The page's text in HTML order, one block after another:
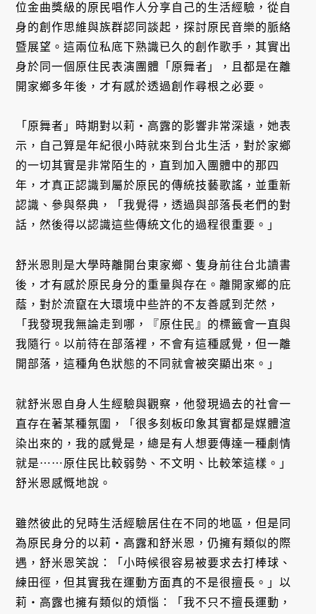
位金曲獎級的原民唱作人分享自己的生活經驗，從自
身的創作思維與族群認同談起，探討原民音樂的脈絡
暨展望。這兩位私底下熟識已久的創作歌手，其實出
身於同一個原住民表演團體「原舞者」，且都是在離
開家鄉多年後，才有感於透過創作尋根之必要。
「原舞者」時期對以莉・高露的影響非常深遠，她表
示，自己算是年紀很小時就來到台北生活，對於家鄉
的一切其實是非常陌生的，直到加入團體中的那四
年，才真正認識到屬於原民的傳統技藝歌謠，並重新
認識、參與祭典，「我覺得，透過與部落長老們的對
話，然後得以認識這些傳統文化的過程很重要。」
舒米恩則是大學時離開台東家鄉、隻身前往台北讀書
後，才有感於原民身分的重量與存在。離開家鄉的庇
蔭，對於流竄在大環境中些許的不友善感到茫然，
「我發現我無論走到哪，『原住民』的標籤會一直與
我隨行。以前待在部落裡，不會有這種感覺，但一離
開部落，這種角色狀態的不同就會被突顯出來。」
就舒米恩自身人生經驗與觀察，他發現過去的社會一
直存在著某種氛圍，「很多刻板印象其實都是媒體渲
染出來的，我的感覺是，總是有人想要傳達一種劇情
就是⋯⋯原住民比較弱勢、不文明、比較笨這樣。」
舒米恩感慨地說。
雖然彼此的兒時生活經驗居住在不同的地區，但是同
為原民身分的以莉・高露和舒米恩，仍擁有類似的際
遇，舒米恩笑說：「小時候很容易被要求去打棒球、
練田徑，但其實我在運動方面真的不是很擅長。」以
莉・高露也擁有類似的煩惱：「我不只不擅長運動，